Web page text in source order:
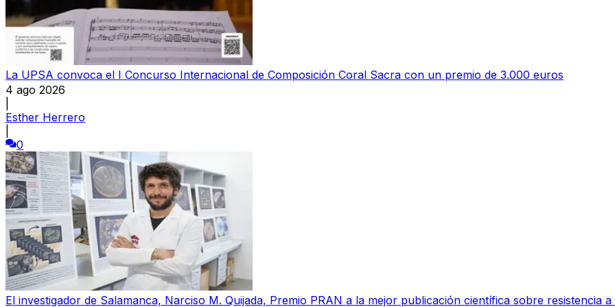
La UPSA convoca el I Concurso Internacional de Composición Coral Sacra con un premio de 3.000 euros
4 ago 2026
Esther Herrero
0
El investigador de Salamanca, Narciso M. Quijada, Premio PRAN a la mejor publicación científica sobre resistencia